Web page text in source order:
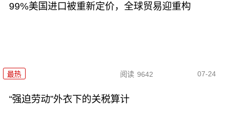
99%美国进口被重新定价，全球贸易迎重构
最热 阅读 9642 07-24
“强迫劳动”外衣下的关税算计